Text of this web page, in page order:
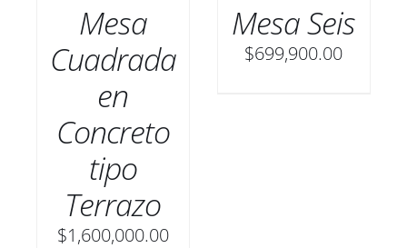
Mesa
Cuadrada
en
Concreto
tipo
Terrazo
$1,600,000.00
Mesa Seis
$699,900.00